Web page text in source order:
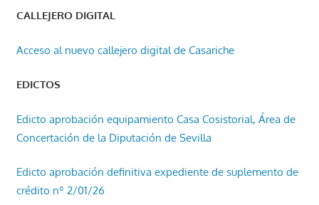
CALLEJERO DIGITAL
Acceso al nuevo callejero digital de Casariche
EDICTOS
Edicto aprobación equipamiento Casa Cosistorial, Área de
Concertación de la Diputación de Sevilla
Edicto aprobación definitiva expediente de suplemento de
crédito nº 2/01/26